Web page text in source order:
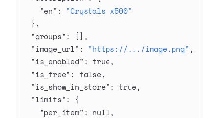
    "en"
: "Crystals x500"
  },
  "groups"
: [],
  "image_url"
: "https://.../image.png" ,
  "is_enabled"
: true,
  "is_free"
: false,
  "is_show_in_store"
: true,
  "limits"
: {
    "per_item"
: null,